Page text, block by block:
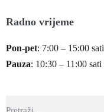
Radno vrijeme
Pon-pet: 7:00 – 15:00 sati
Pauza: 10:30 – 11:00 sati